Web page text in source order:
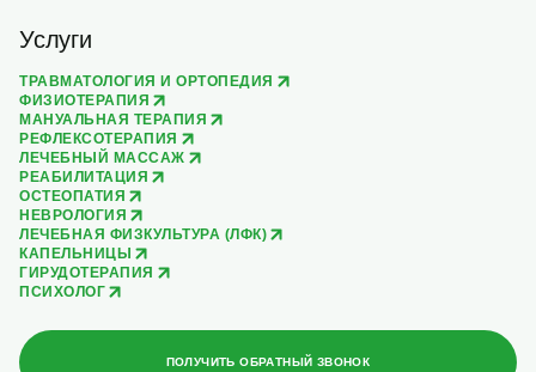
Услуги
ТРАВМАТОЛОГИЯ И ОРТОПЕДИЯ
ФИЗИОТЕРАПИЯ
МАНУАЛЬНАЯ ТЕРАПИЯ
РЕФЛЕКСОТЕРАПИЯ
ЛЕЧЕБНЫЙ МАССАЖ
РЕАБИЛИТАЦИЯ
ОСТЕОПАТИЯ
НЕВРОЛОГИЯ
ЛЕЧЕБНАЯ ФИЗКУЛЬТУРА (ЛФК)
КАПЕЛЬНИЦЫ
ГИРУДОТЕРАПИЯ
ПСИХОЛОГ
ПОЛУЧИТЬ ОБРАТНЫЙ ЗВОНОК